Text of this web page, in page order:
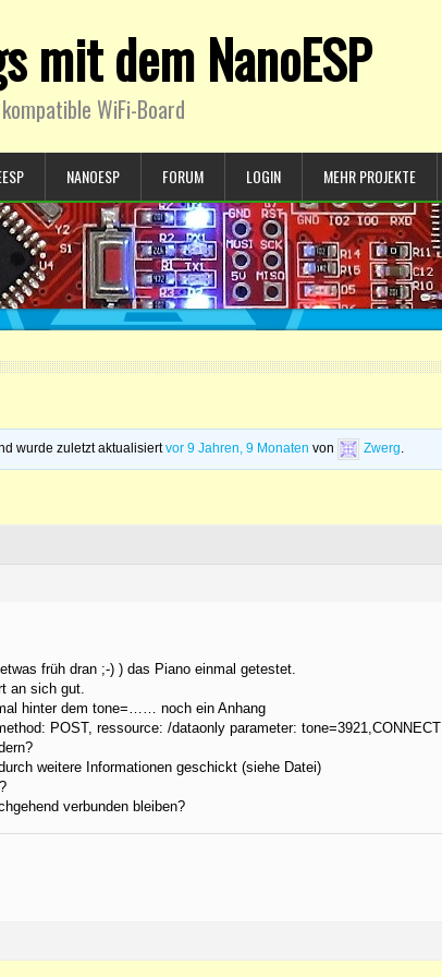
mit dem NanoESP
WiFi-Board
NANOESP FORUM LOGIN MEHR PROJEKTE
wurde zuletzt aktualisiertvor 9 Jahren, 9 Monaten von Zwerg.
früh dran ;-) ) das Piano einmal getestet.
an sich gut.
hinter dem tone=…… noch ein Anhang
POST, ressource: /dataonly parameter: tone=3921,CONNECT
weitere Informationen geschickt (siehe Datei)
verbunden bleiben?